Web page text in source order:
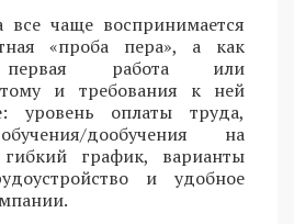
все чаще воспринимается
«проба пера», а как
первая работа или
и требования к ней
уровень оплаты труда,
дообучения на
график, варианты
и удобное